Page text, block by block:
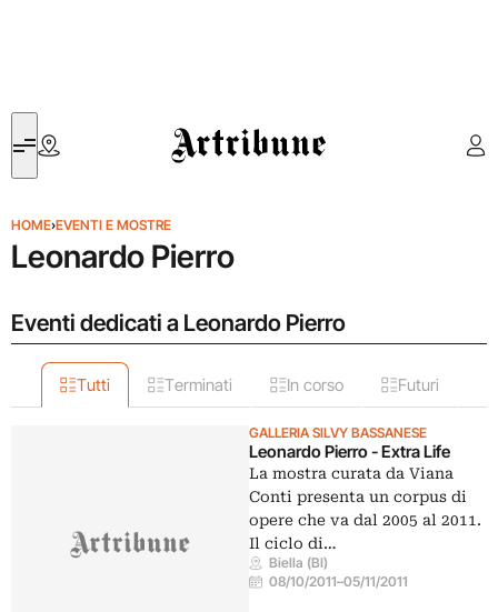
Artribune
HOME›EVENTI E MOSTRE
Leonardo Pierro
Eventi dedicati a Leonardo Pierro
Tutti Terminati In corso Futuri
GALLERIA SILVY BASSANESE
Leonardo Pierro - Extra Life
La mostra curata da Viana
Conti presenta un corpus di
opere che va dal 2005 al 2011.
Il ciclo di…
Biella (BI)
08/10/2011–05/11/2011